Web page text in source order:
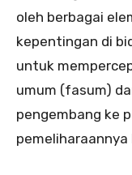
oleh berbagai
kepentingan di
untuk
umum (fasum)
pengembang ke